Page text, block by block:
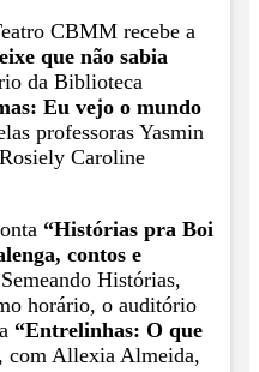
CBMM recebe a
que não sabia
da Biblioteca
Eu vejo o mundo
professoras Yasmin
Caroline
“Histórias pra Boi
contos e
Histórias,
horário, o auditório
“Entrelinhas: O que
com Allexia Almeida,